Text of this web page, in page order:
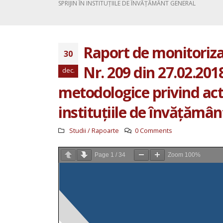
SPRIJIN ÎN INSTITUȚIILE DE ÎNVĂȚĂMÂNT GENERAL
30
dec.
Raport de
Nr. 209 din
metodologice privind
instituțiile de
Studii / Rapoarte 0 Comments
Page 1 / 34 Zoom 100%
Raport pentru ciclul IV al Evaluării
Periodice Universale Republica Moldova
Antreprenoriatul social în